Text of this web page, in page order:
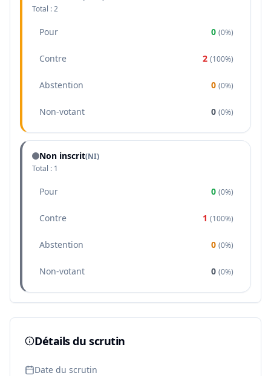
Total :2
Pour 0 (0%)
Contre 2 (100%)
Abstention 0 (0%)
Non-votant 0 (0%)
Non inscrit(NI)
Total : 1
Pour 0 (0%)
Contre 1 (100%)
Abstention 0 (0%)
Non-votant 0 (0%)
Détails du scrutin
Date du scrutin